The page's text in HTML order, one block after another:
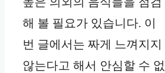
해 볼 필요가 있습니다. 이
번 글에서는 짜게 느껴지지
않는다고 해서 안심할 수 없